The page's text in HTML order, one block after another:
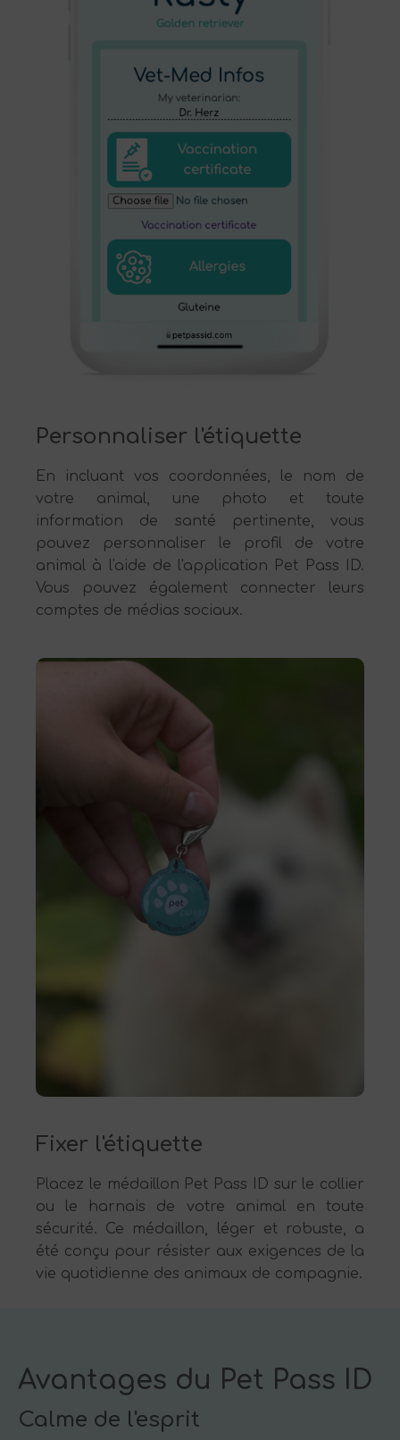
Personnaliser l'étiquette
En incluant vos coordonnées, le nom de
votre animal, une photo et toute
information de santé pertinente, vous
pouvez personnaliser le profil de votre
animal à l'aide de l'application Pet Pass ID.
Vous pouvez également connecter leurs
comptes de médias sociaux.
Fixer l'étiquette
Placez le médaillon Pet Pass ID sur le collier
ou le harnais de votre animal en toute
sécurité. Ce médaillon, léger et robuste, a
été conçu pour résister aux exigences de la
vie quotidienne des animaux de compagnie.
Avantages du Pet Pass ID
Calme de l'esprit